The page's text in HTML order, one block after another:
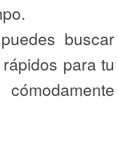
buscar
para tu